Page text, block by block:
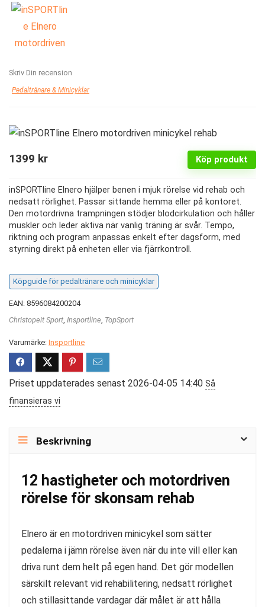
Skriv Din recension
Pedaltränare & Minicyklar
Köp produkt
1399 kr
inSPORTline Elnero hjälper benen i mjuk rörelse vid rehab och
nedsatt rörlighet. Passar sittande hemma eller på kontoret.
Den motordrivna trampningen stödjer blodcirkulation och håller
muskler och leder aktiva när vanlig träning är svår. Tempo,
riktning och program anpassas enkelt efter dagsform, med
styrning direkt på enheten eller via fjärrkontroll.
Köpguide för pedaltränare och minicyklar
EAN: 8596084200204
Christopeit Sport, Insportline, TopSport
Varumärke: Insportline
Priset uppdaterades senast 2026-04-05 14:40 Så
finansieras vi
Beskrivning
12 hastigheter och motordriven
rörelse för skonsam rehab
Elnero är en motordriven minicykel som sätter
pedalerna i jämn rörelse även när du inte vill eller kan
driva runt dem helt på egen hand. Det gör modellen
särskilt relevant vid rehabilitering, nedsatt rörlighet
och stillasittande vardagar där målet är att hålla